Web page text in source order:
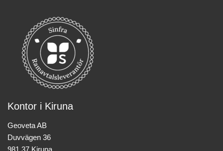
Kontor i Kiruna
Geoveta AB
Duvvägen 36